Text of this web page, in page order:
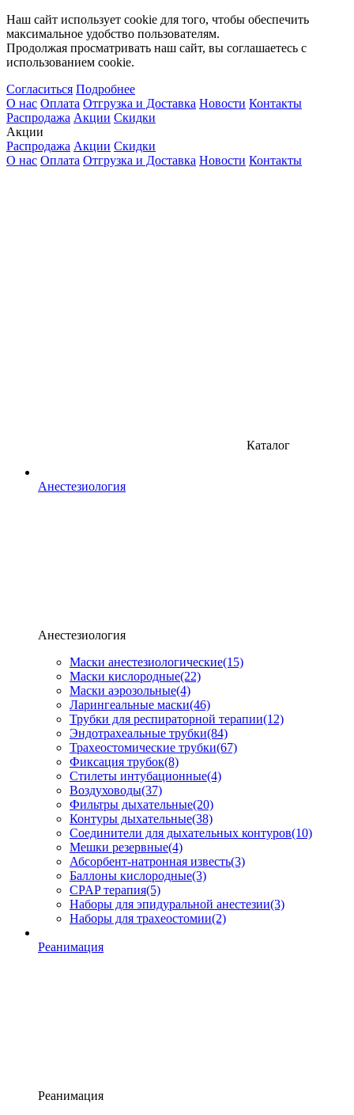
Наш сайт использует cookie для того, чтобы обеспечить
максимальное удобство пользователям.
Продолжая просматривать наш сайт, вы соглашаетесь с
использованием cookie.
Согласиться Подробнее
О нас Оплата Отгрузка и Доставка Новости Контакты
Распродажа Акции Скидки
Акции
Распродажа Акции Скидки
О нас Оплата Отгрузка и Доставка Новости Контакты
Каталог
Анестезиология
Анестезиология
Маски анестезиологические(15)
Маски кислородные(22)
Маски аэрозольные(4)
Ларингеальные маски(46)
Трубки для респираторной терапии(12)
Эндотрахеальные трубки(84)
Трахеостомические трубки(67)
Фиксация трубок(8)
Стилеты интубационные(4)
Воздуховоды(37)
Фильтры дыхательные(20)
Контуры дыхательные(38)
Соединители для дыхательных контуров(10)
Мешки резервные(4)
Абсорбент-натронная известь(3)
Баллоны кислородные(3)
CPAP терапия(5)
Наборы для эпидуральной анестезии(3)
Наборы для трахеостомии(2)
Реанимация
Реанимация